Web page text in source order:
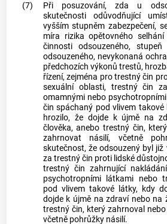
(7)
Při posuzování, zda u
skutečnosti odůvodňující
vyšším stupněm zabezpečení,
míra rizika opětovného
činnosti odsouzeného,
odsouzeného, nevykonaná
předchozích výkonů trestů,
řízení, zejména protrestný čin
sexuální oblasti, trestný čin
omamnými nebo
čin spáchaný pod vlivem
hrozilo, že dojde k újmě na
člověka, anebo trestný čin,
zahrnovat násilí, včetně
skutečnost, že odsouzený byl
za trestný čin proti lidské
trestný čin zahrnující
psychotropními látkami nebo
pod vlivem takové látky, kdy
dojde k újmě na zdraví nebo na
trestný čin, který zahrnoval
včetně pohrůžky násilí.